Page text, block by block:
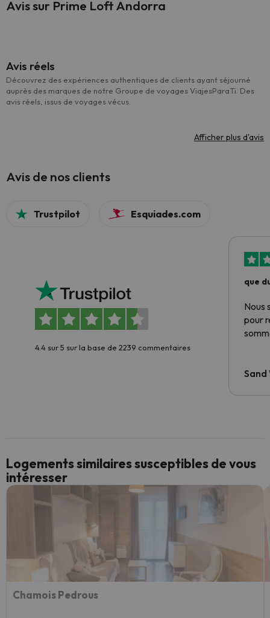
Avis sur Prime Loft Andorra
Avis réels
Découvrez des expériences authentiques de clients ayant séjourné
auprès des marques de notre Groupe de voyages ViajesParaTi. Des
avis réels, issus de voyages vécus.
Afficher plus d'avis
Avis de nos clients
Trustpilot Esquiades.com
4.4 sur 5 sur la base de 2239 commentaires
que
Nous
pour
Sand
Logements similaires susceptibles de vous
intéresser
Chamois Pedrous